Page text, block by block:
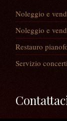
Noleggio e
Noleggio e
Restauro
Servizio concerti